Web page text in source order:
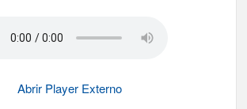
Abrir Player Externo